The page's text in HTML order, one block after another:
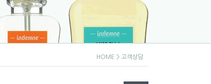
HOME > 고객상담